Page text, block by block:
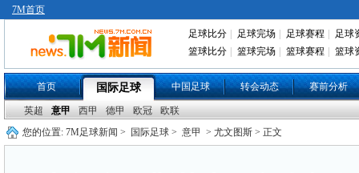
7M首页
足球比分 足球完场 足球赛程
足球
篮球比分
篮球完场 篮球赛程 篮球
首页 国际足球 中国足球 转会动态 赛前分析
英超 意甲 西甲 德甲 欧冠
欧联
您的位置: 7M足球新闻 > 国际足球 > 意甲 > 尤文图斯 > 正文